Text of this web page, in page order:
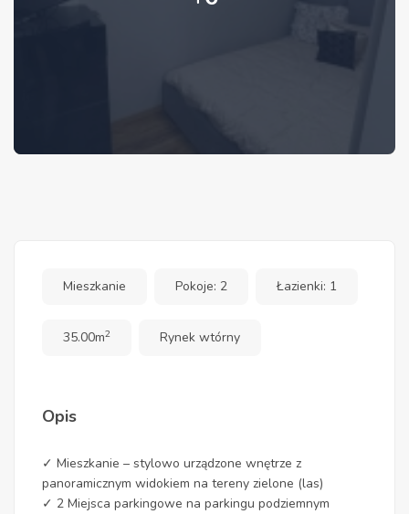
Mieszkanie Pokoje: 2 Łazienki: 1
35.00m2 Rynek wtórny
Opis
✓ Mieszkanie – stylowo urządzone wnętrze z
panoramicznym widokiem na tereny zielone (las)
✓ 2 Miejsca parkingowe na parkingu podziemnym